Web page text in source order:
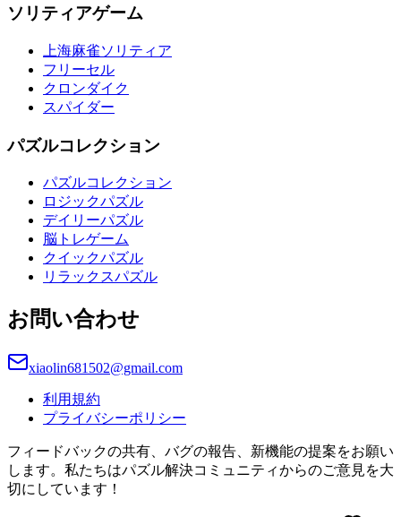
ソリティアゲーム
上海麻雀ソリティア
フリーセル
クロンダイク
スパイダー
パズルコレクション
パズルコレクション
ロジックパズル
デイリーパズル
脳トレゲーム
クイックパズル
リラックスパズル
お問い合わせ
xiaolin681502@gmail.com
利用規約
プライバシーポリシー
フィードバックの共有、バグの報告、新機能の提案をお願い
します。私たちはパズル解決コミュニティからのご意見を大
切にしています！